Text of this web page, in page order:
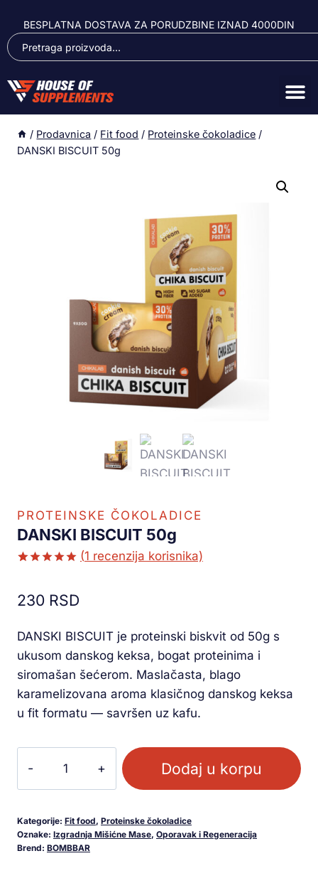
BESPLATNA DOSTAVA ZA PORUDZBINE IZNAD 4000DIN
/ Prodavnica / Fit food / Proteinske čokoladice /
DANSKI BISCUIT 50g
PROTEINSKE ČOKOLADICE
DANSKI BISCUIT 50g
na osnovu
ocene
(1 recenzija korisnika)
230 RSD
DANSKI BISCUIT je proteinski biskvit od 50g s
ukusom danskog keksa, bogat proteinima i
siromašan šećerom. Maslačasta, blago
karamelizovana aroma klasičnog danskog keksa
u fit formatu — savršen uz kafu.
Dodaj u korpu
Kategorije: Fit food, Proteinske čokoladice
Oznake: Izgradnja Mišićne Mase, Oporavak i Regeneracija
Brend: BOMBBAR